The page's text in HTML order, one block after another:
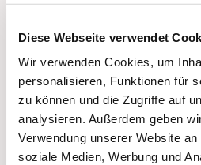
Diese Webseite verwendet
Wir verwenden Cookies, um
personalisieren, Funktionen für
zu können und die Zugriffe auf
analysieren. Außerdem geben
Verwendung unserer Website
soziale Medien, Werbung und